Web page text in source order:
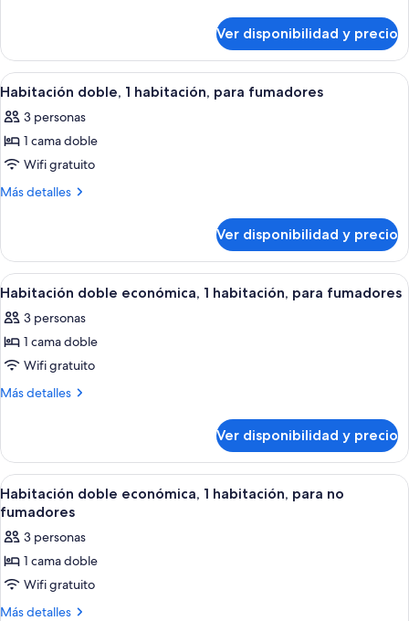
camas
individuales,
para
no
fumadores
con
camas
para
no
Ver disponibilidad y precio
Ver
todas
las
fotos
de
Habitación
habitación,
para
fumadores
Habitación de hotel con una cama
14
Habitación doble, 1 habitación, para fumadores
3 personas
1 cama doble
Wifi gratuito
Más detalles
Más
doble,
habitación,
fumadores
Ver disponibilidad y precio
Ver
todas
las
fotos
de
Habitación
1
habitación,
para
fumadores
Una habitación de hotel con cama,
14
Habitación doble económica, 1 habitación, para fumadores
3 personas
1 cama doble
Wifi gratuito
Más detalles
Más
doble
económica,
1
habitación,
fumadores
Ver disponibilidad y precio
Ver
todas
las
fotos
de
Habitación
doble
Una habitación de hotel con cama,
14
Habitación doble económica, 1 habitación, para no
fumadores
3 personas
1 cama doble
Wifi gratuito
Más detalles
Más